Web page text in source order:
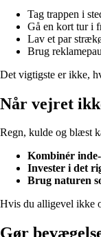
Tag trappen i
Gå en kort tur i
Lav et par
Brug
Det vigtigste er ikke,
Når vejret
Regn, kulde og blæst
Kombinér
Invester i det
Brug naturen
Hvis du alligevel ikke
Gør